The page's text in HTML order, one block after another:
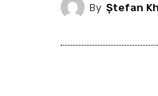
By Ştefan